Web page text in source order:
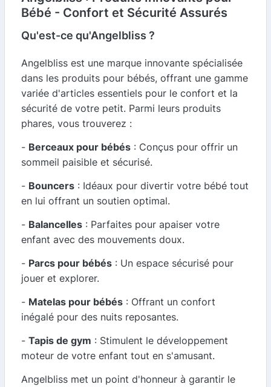
Bébé - Confort et Sécurité Assurés
Qu'est-ce qu'Angelbliss ?
Angelbliss est une marque innovante spécialisée
dans les produits pour bébés, offrant une gamme
variée d'articles essentiels pour le confort et la
sécurité de votre petit. Parmi leurs produits
phares, vous trouverez :
- Berceaux pour bébés : Conçus pour offrir un
sommeil paisible et sécurisé.
- Bouncers : Idéaux pour divertir votre bébé tout
en lui offrant un soutien optimal.
- Balancelles : Parfaites pour apaiser votre
enfant avec des mouvements doux.
- Parcs pour bébés : Un espace sécurisé pour
jouer et explorer.
- Matelas pour bébés : Offrant un confort
inégalé pour des nuits reposantes.
- Tapis de gym : Stimulent le développement
moteur de votre enfant tout en s'amusant.
Angelbliss met un point d'honneur à garantir le